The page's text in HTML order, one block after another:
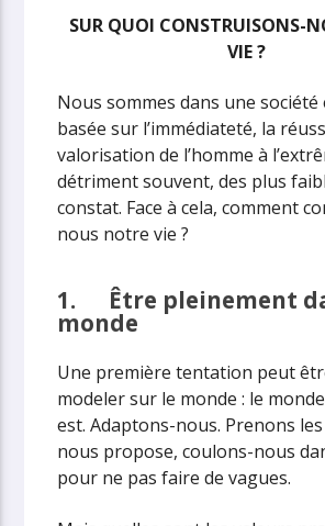
SUR QUOI CONSTRUISONS-
VIE ?
Nous sommes dans une société
basée sur l’immédiateté, la
valorisation de l’homme à
détriment souvent, des plus
constat. Face à cela, comment
nous notre vie ?
1. Être pleinement
monde
Une première tentation peut
modeler sur le monde : le monde
est. Adaptons-nous. Prenons les
nous propose, coulons-nous
pour ne pas faire de vagues.